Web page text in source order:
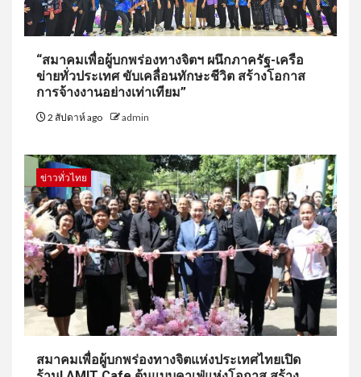
“สมาคมเพื่อผู้บกพร่องทางจิตฯ ผนึกภาครัฐ-เครือ
ข่ายทั่วประเทศ ขับเคลื่อนทักษะชีวิต สร้างโอกาส
การจ้างงานอย่างเท่าเทียม”
2 สัปดาห์ ago admin
ข่าวทั่วไทย
สมาคมเพื่อผู้บกพร่องทางจิตแห่งประเทศไทยเปิด